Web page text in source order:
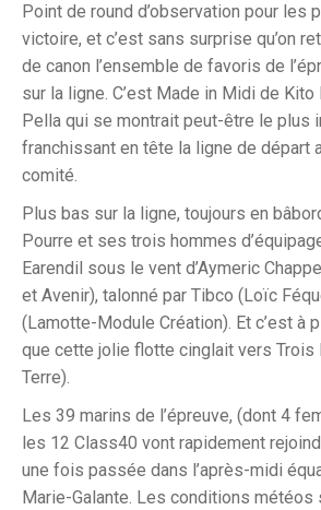
Point de round d’observation pour les
victoire, et c’est sans surprise qu’on
de canon l’ensemble de favoris de
sur la ligne. C’est Made in Midi de
Pella qui se montrait peut-être le plus
franchissant en tête la ligne de départ
comité.
Plus bas sur la ligne, toujours en
Pourre et ses trois hommes
Earendil sous le vent d’Aymeric
et Avenir), talonné par Tibco (Loïc
(Lamotte-Module Création). Et c’est à
que cette jolie flotte cinglait vers Trois
Terre).
Les 39 marins de l’épreuve, (dont 4
les 12 Class40 vont rapidement
une fois passée dans l’après-midi
Marie-Galante. Les conditions météos